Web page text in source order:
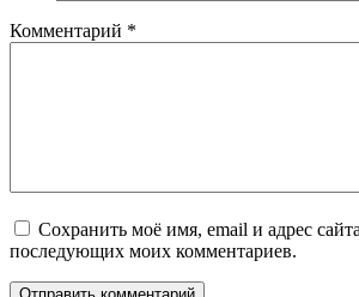
Комментарий *
Сохранить моё имя, email и адрес
последующих моих комментариев.